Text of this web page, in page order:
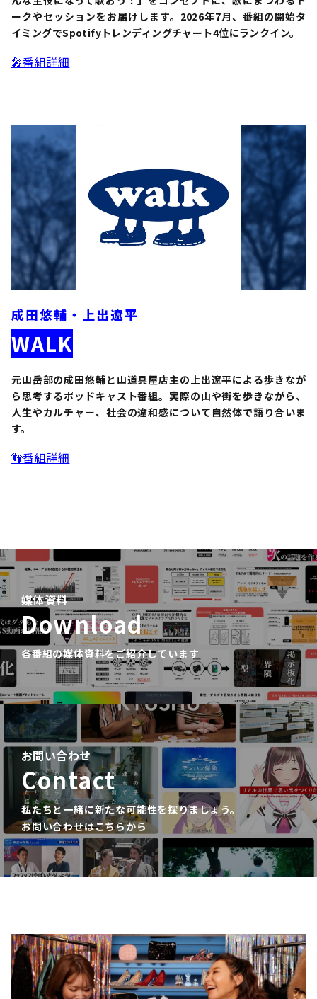
ークやセッションをお届けします。2026年7月、番組の開始タ
イミングでSpotifyトレンディングチャート4位にランクイン。
🎤番組詳細
成田悠輔・上出遼平
WALK
元山岳部の成田悠輔と山道具屋店主の上出遼平による歩きなが
ら思考するポッドキャスト番組。実際の山や街を歩きながら、
人生やカルチャー、社会の違和感について自然体で語り合いま
す。
👣番組詳細
媒体資料
Download
各番組の媒体資料をご紹介しています
お問い合わせ
Contact
私たちと一緒に新たな可能性を探りましょう。
お問い合わせはこちらから